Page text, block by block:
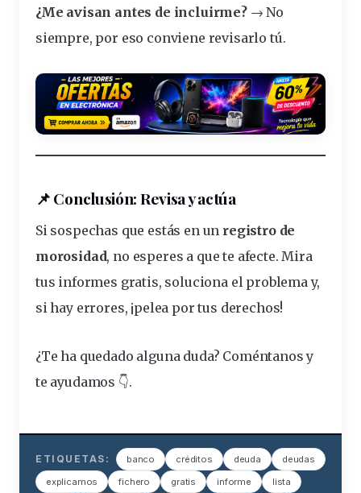
¿Me avisan antes de incluirme?→ No
siempre, por eso conviene revisarlo tú.
📌Conclusión: Revisa y actúa
Si sospechas que estás en un registro de
morosidad, no esperes a que te afecte. Mira
tus informes gratis, soluciona el problema y,
si hay errores, ¡pelea por tus derechos!
¿Te ha quedado alguna duda? Coméntanos y
te ayudamos 👇.
ETIQUETAS: banco créditos deuda deudas
explicamos fichero gratis informe lista